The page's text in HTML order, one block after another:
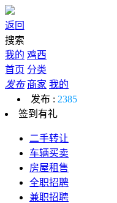
返回
搜索
我的 鸡西
首页 分类
发布 商家 我的
发布 : 2385
签到有礼
二手转让
车辆买卖
房屋租售
全职招聘
兼职招聘